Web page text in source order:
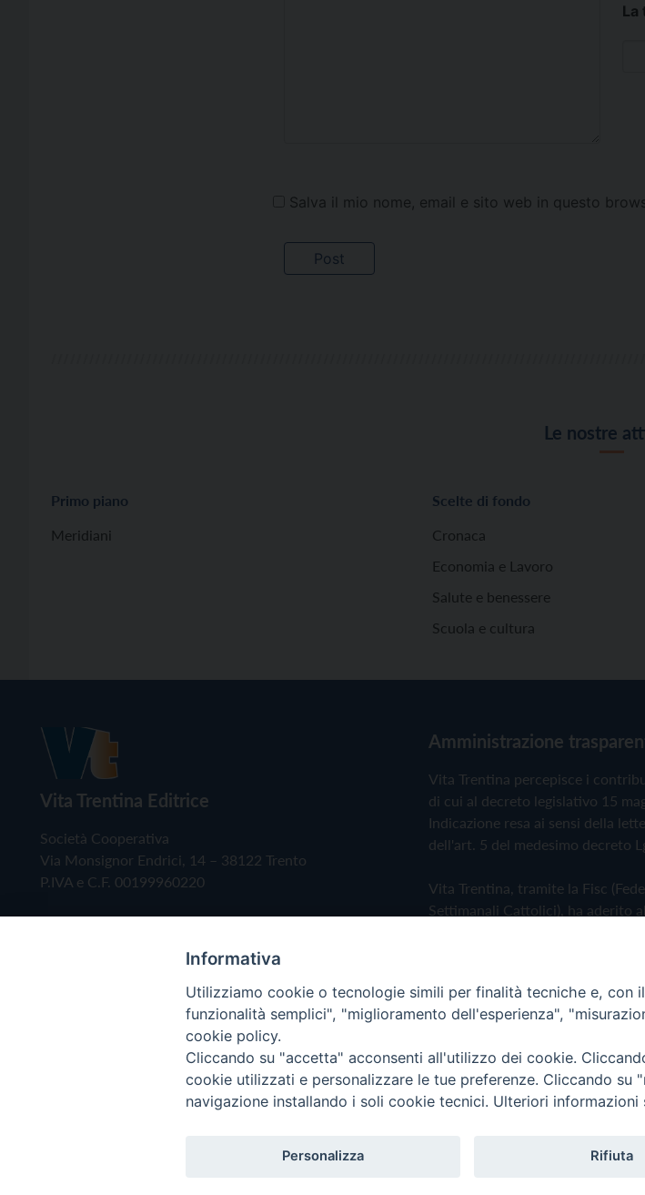
La
Salva il mio nome, email e sito web in questo
Le nostre
Primo piano
Meridiani
Scelte di fondo
Cronaca
Economia e Lavoro
Salute e benessere
Scuola e cultura
Vita Trentina Editrice
Società Cooperativa
Via Monsignor Endrici, 14 – 38122 Trento
P.IVA e C.F. 00199960220
Amministrazione
Vita Trentina percepisce i
di cui al decreto legislativo 15
Indicazione resa ai sensi della
dell'art. 5 del medesimo decreto
Vita Trentina, tramite la Fisc
Settimanali Cattolici), ha aderito
Privacy Policy Cookie Policy
Copyright © 2019 - Tutti i diritti riservati - Vita Trentina Editrice
Informativa
Utilizziamo cookie o tecnologie simili per finalità tecniche e, con
funzionalità semplici", "miglioramento dell'esperienza",
cookie policy.
Cliccando su "accetta" acconsenti all'utilizzo dei cookie.
cookie utilizzati e personalizzare le tue preferenze. Cliccando
navigazione installando i soli cookie tecnici. Ulteriori informazioni
Personalizza Rifiuta